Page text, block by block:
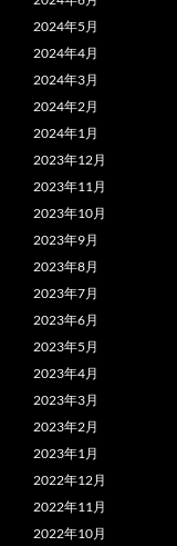
2024年5月
2024年4月
2024年3月
2024年2月
2024年1月
2023年12月
2023年11月
2023年10月
2023年9月
2023年8月
2023年7月
2023年6月
2023年5月
2023年4月
2023年3月
2023年2月
2023年1月
2022年12月
2022年11月
2022年10月